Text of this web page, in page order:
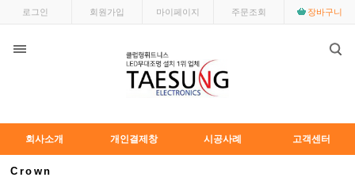
로그인 회원가입 마이페이지 주문조회 장바구니
회사소개 개인결제창 시공사례 고객센터
Crown